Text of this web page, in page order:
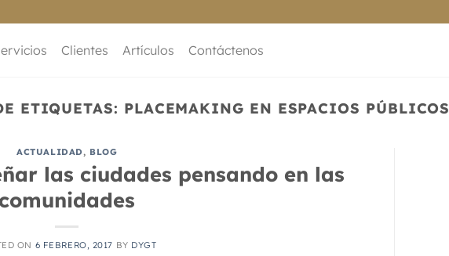
Clientes Artículos Contáctenos
ETIQUETAS: PLACEMAKING EN ESPACIOS PÚBLICOS
ACTUALIDAD, BLOG
las ciudades pensando en las
comunidades
ON 6 FEBRERO, 2017 BY DYGT